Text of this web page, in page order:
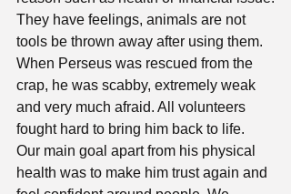
They have feelings, animals are not
tools be thrown away after using them.
When Perseus was rescued from the
crap, he was scabby, extremely weak
and very much afraid. All volunteers
fought hard to bring him back to life.
Our main goal apart from his physical
health was to make him trust again and